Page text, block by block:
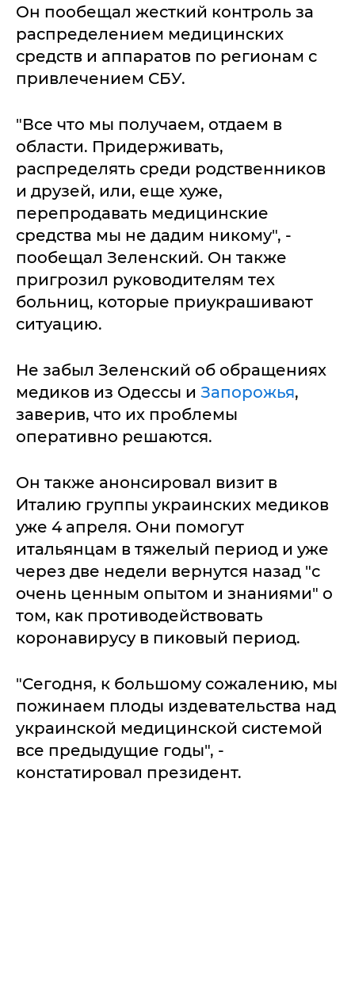
Он пообещал жесткий контроль за
распределением медицинских
средств и аппаратов по регионам с
привлечением СБУ.
"Все что мы получаем, отдаем в
области. Придерживать,
распределять среди родственников
и друзей, или, еще хуже,
перепродавать медицинские
средства мы не дадим никому", -
пообещал Зеленский. Он также
пригрозил руководителям тех
больниц, которые приукрашивают
ситуацию.
Не забыл Зеленский об обращениях
медиков из Одессы и Запорожья,
заверив, что их проблемы
оперативно решаются.
Он также анонсировал визит в
Италию группы украинских медиков
уже 4 апреля. Они помогут
итальянцам в тяжелый период и уже
через две недели вернутся назад "с
очень ценным опытом и знаниями" о
том, как противодействовать
коронавирусу в пиковый период.
"Сегодня, к большому сожалению, мы
пожинаем плоды издевательства над
украинской медицинской системой
все предыдущие годы", -
констатировал президент.